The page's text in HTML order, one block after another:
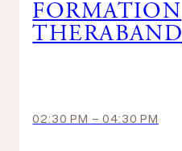
FORMATION
THERABAND
02:30 PM -04:30 PM